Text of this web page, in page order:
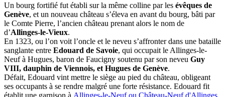
Un bourg fortifié fut établi sur la même colline par les évêques de
Genève, et un nouveau château s’éleva en avant du bourg, bâti par
le Comte Pierre, l’ancien château prenant alors le nom de
d’Allinges-le-Vieux.
En 1323, ou l’on voit l’oncle et le neveu s’affronter dans une bataille
sanglante entre Edouard de Savoie, qui occupait le Allinges-le-
Neuf à Hugues, baron de Faucigny soutenu par son neveu Guy
VIII, dauphin de Viennois, et Hugues de Genève.
Défait, Edouard vint mettre le siège au pied du château, obligeant
ses occupants à se rendre malgré une forte résistance. Edouard fit
établit une garnison à Allinges-le-Neuf ou Château-Neuf d'Allinges,